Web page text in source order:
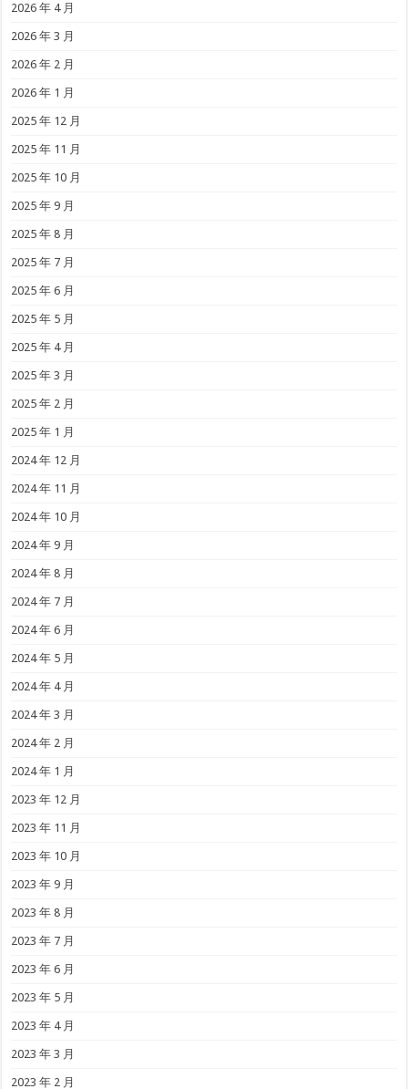
2026 年 4 月
2026 年 3 月
2026 年 2 月
2026 年 1 月
2025 年 12 月
2025 年 11 月
2025 年 10 月
2025 年 9 月
2025 年 8 月
2025 年 7 月
2025 年 6 月
2025 年 5 月
2025 年 4 月
2025 年 3 月
2025 年 2 月
2025 年 1 月
2024 年 12 月
2024 年 11 月
2024 年 10 月
2024 年 9 月
2024 年 8 月
2024 年 7 月
2024 年 6 月
2024 年 5 月
2024 年 4 月
2024 年 3 月
2024 年 2 月
2024 年 1 月
2023 年 12 月
2023 年 11 月
2023 年 10 月
2023 年 9 月
2023 年 8 月
2023 年 7 月
2023 年 6 月
2023 年 5 月
2023 年 4 月
2023 年 3 月
2023 年 2 月